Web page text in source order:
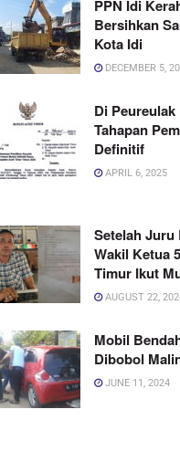
PPN Idi
Bersihkan
Kota Idi
DECEMBER 5,
Di
Tahapan
Definitif
APRIL 6, 2025
Setelah
Wakil Ketua
Timur Ikut
AUGUST 22,
Mobil
Dibobol
JUNE 11, 2024